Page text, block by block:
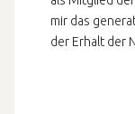
mir das
der Erhalt der